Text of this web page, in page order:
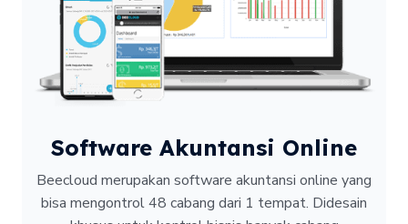
Software Akuntansi Online
Beecloud merupakan software akuntansi online yang
bisa mengontrol 48 cabang dari 1 tempat. Didesain